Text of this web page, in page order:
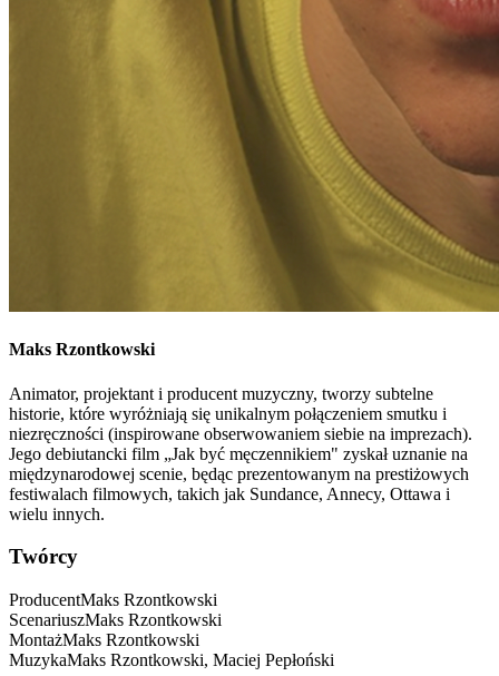
Maks Rzontkowski
Animator, projektant i producent muzyczny, tworzy subtelne
historie, które wyróżniają się unikalnym połączeniem smutku i
niezręczności (inspirowane obserwowaniem siebie na imprezach).
Jego debiutancki film „Jak być męczennikiem" zyskał uznanie na
międzynarodowej scenie, będąc prezentowanym na prestiżowych
festiwalach filmowych, takich jak Sundance, Annecy, Ottawa i
wielu innych.
Twórcy
ProducentMaks Rzontkowski
ScenariuszMaks Rzontkowski
MontażMaks Rzontkowski
MuzykaMaks Rzontkowski, Maciej Pepłoński